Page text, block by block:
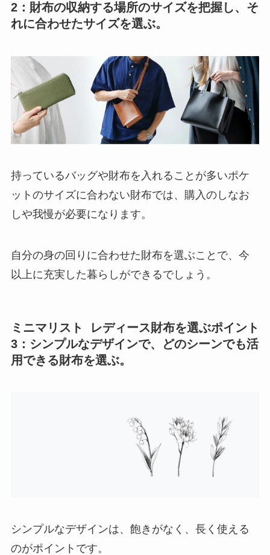
2：財布の収納する場所のサイズを把握し、そ
れに合わせたサイズを選ぶ。
持っているバッグや財布を入れることが多いポケ
ットのサイズに合わない財布では、購入のしなお
しや我慢が必要になります。
自分の身の回りに合わせた財布を選ぶことで、今
以上に充実した暮らしができるでしょう。
ミニマリスト レディース財布を選ぶポイント
3：シンプルなデザインで、どのシーンでも活
用できる財布を選ぶ。
シンプルなデザインは、飽きがなく、長く使える
のがポイントです。